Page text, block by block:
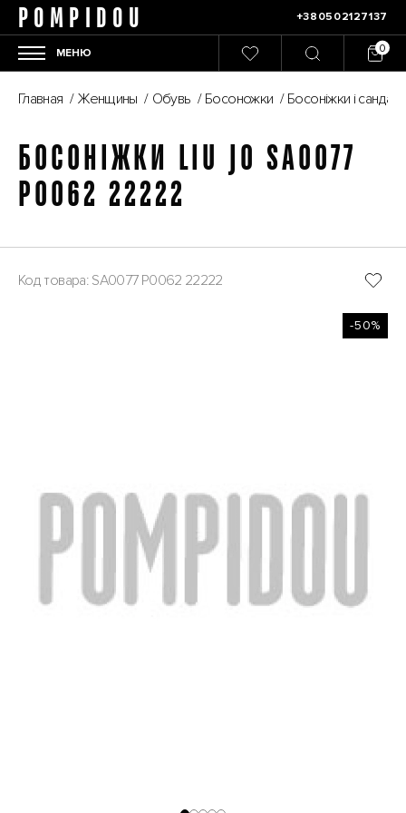
POMPIDOU +380502127137
МЕНЮ
Главная / Женщины / Обувь / Босоножки / Босоніжки і сандалі
БОСОНІЖКИ LIU JO SA0077
P0062 22222
Код товара: SA0077 P0062 22222
-50%